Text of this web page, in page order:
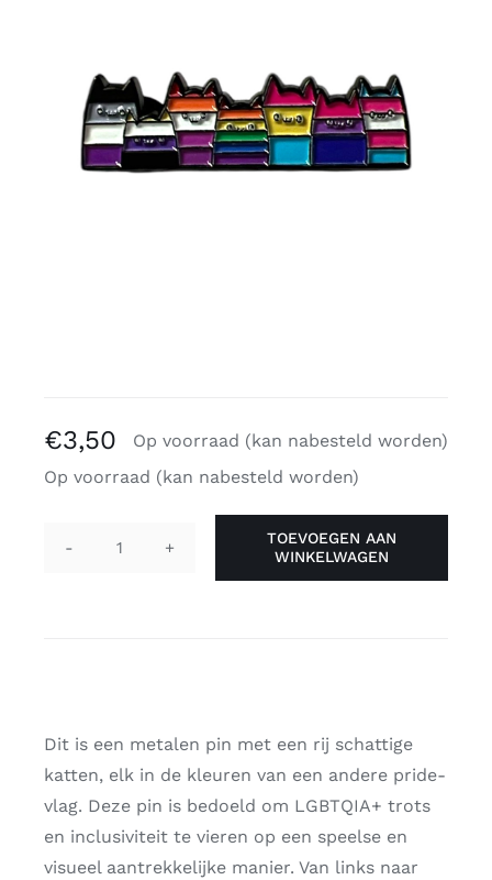
Reviews
€3,50
Op voorraad (kan nabesteld worden)
Op voorraad (kan nabesteld worden)
TOEVOEGEN AAN
WINKELWAGEN
Dit is een metalen pin met een rij schattige
katten, elk in de kleuren van een andere pride-
vlag. Deze pin is bedoeld om LGBTQIA+ trots
en inclusiviteit te vieren op een speelse en
visueel aantrekkelijke manier. Van links naar